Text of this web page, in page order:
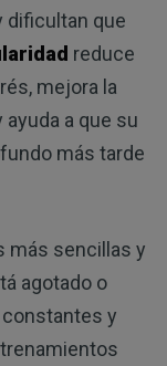
dificultan que
reduce
mejora la
a que su
más tarde
más sencillas y
agotado o
y